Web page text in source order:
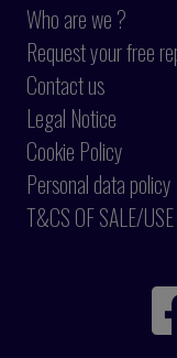
Who are we ?
Request your free
Contact us
Legal Notice
Cookie Policy
Personal data policy
T&CS OF SALE/USE